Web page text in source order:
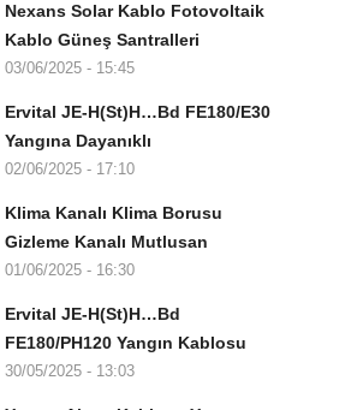
Nexans Solar Kablo Fotovoltaik
Kablo Güneş Santralleri
03/06/2025 - 15:45
Ervital JE-H(St)H…Bd FE180/E30
Yangına Dayanıklı
02/06/2025 - 17:10
Klima Kanalı Klima Borusu
Gizleme Kanalı Mutlusan
01/06/2025 - 16:30
Ervital JE-H(St)H…Bd
FE180/PH120 Yangın Kablosu
30/05/2025 - 13:03